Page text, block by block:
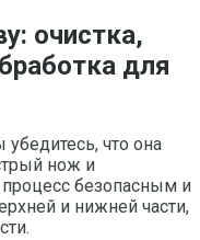
очистка,
для
что она
нож и
безопасным и
и нижней части,